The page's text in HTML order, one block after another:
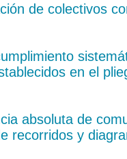
de colectivos
en el
absoluta de
recorridos y